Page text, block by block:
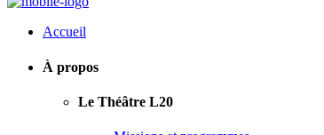
Accueil
À propos
Le Théâtre L20